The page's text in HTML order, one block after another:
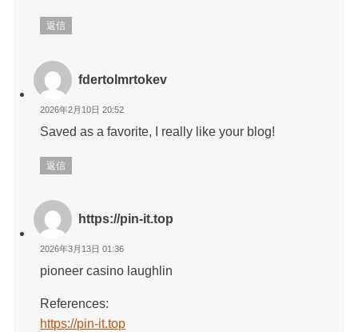
返信
fdertolmrtokev
2026年2月10日 20:52
Saved as a favorite, I really like your blog!
返信
https://pin-it.top
2026年3月13日 01:36
pioneer casino laughlin
References:
https://pin-it.top